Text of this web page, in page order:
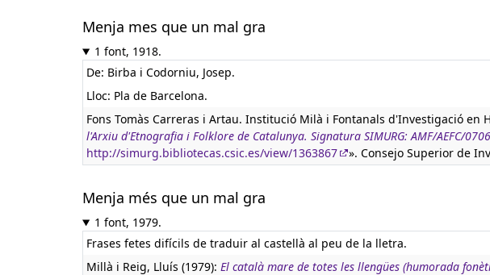
Menja mes que un mal gra
1 font, 1918.
De: Birba i Codorniu, Josep.
Lloc: Pla de Barcelona.
Fons Tomàs Carreras i Artau. Institució Milà i Fontanals d'Investigació en
l'Arxiu d'Etnografia i Folklore de Catalunya. Signatura SIMURG: AMF/AEFC/
http://simurg.bibliotecas.csic.es/view/1363867
». Consejo Superior de
Menja més que un mal gra
1 font, 1979.
Frases fetes difícils de traduir al castellà al peu de la lletra.
Millà i Reig, Lluís (1979): El català mare de totes les llengües (humorada